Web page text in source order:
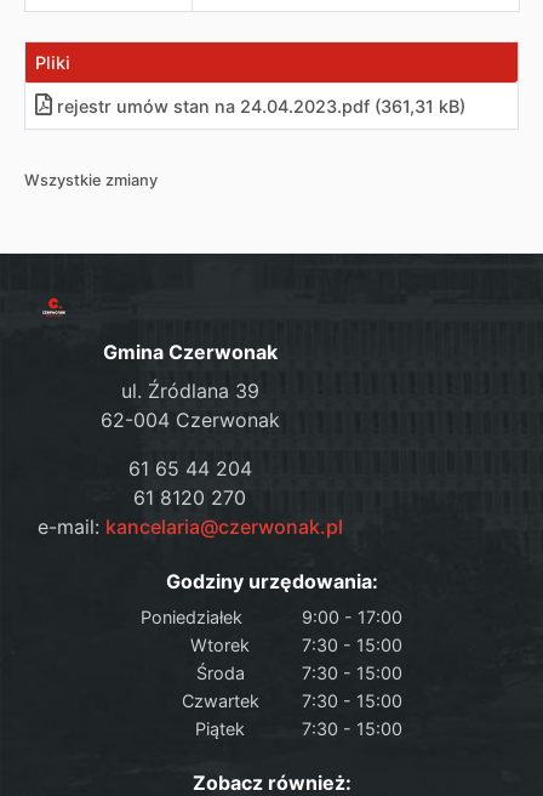
Pliki
rejestr umów stan na 24.04.2023.pdf (361,31 kB)
Wszystkie zmiany
Gmina Czerwonak
ul. Źródlana 39
62-004 Czerwonak
61 65 44 204
61 8120 270
e-mail: kancelaria@czerwonak.pl
Godziny urzędowania:
Poniedziałek
9:00 - 17:00
Wtorek
7:30 - 15:00
Środa
7:30 - 15:00
Czwartek
7:30 - 15:00
Piątek
7:30 - 15:00
Zobacz również: